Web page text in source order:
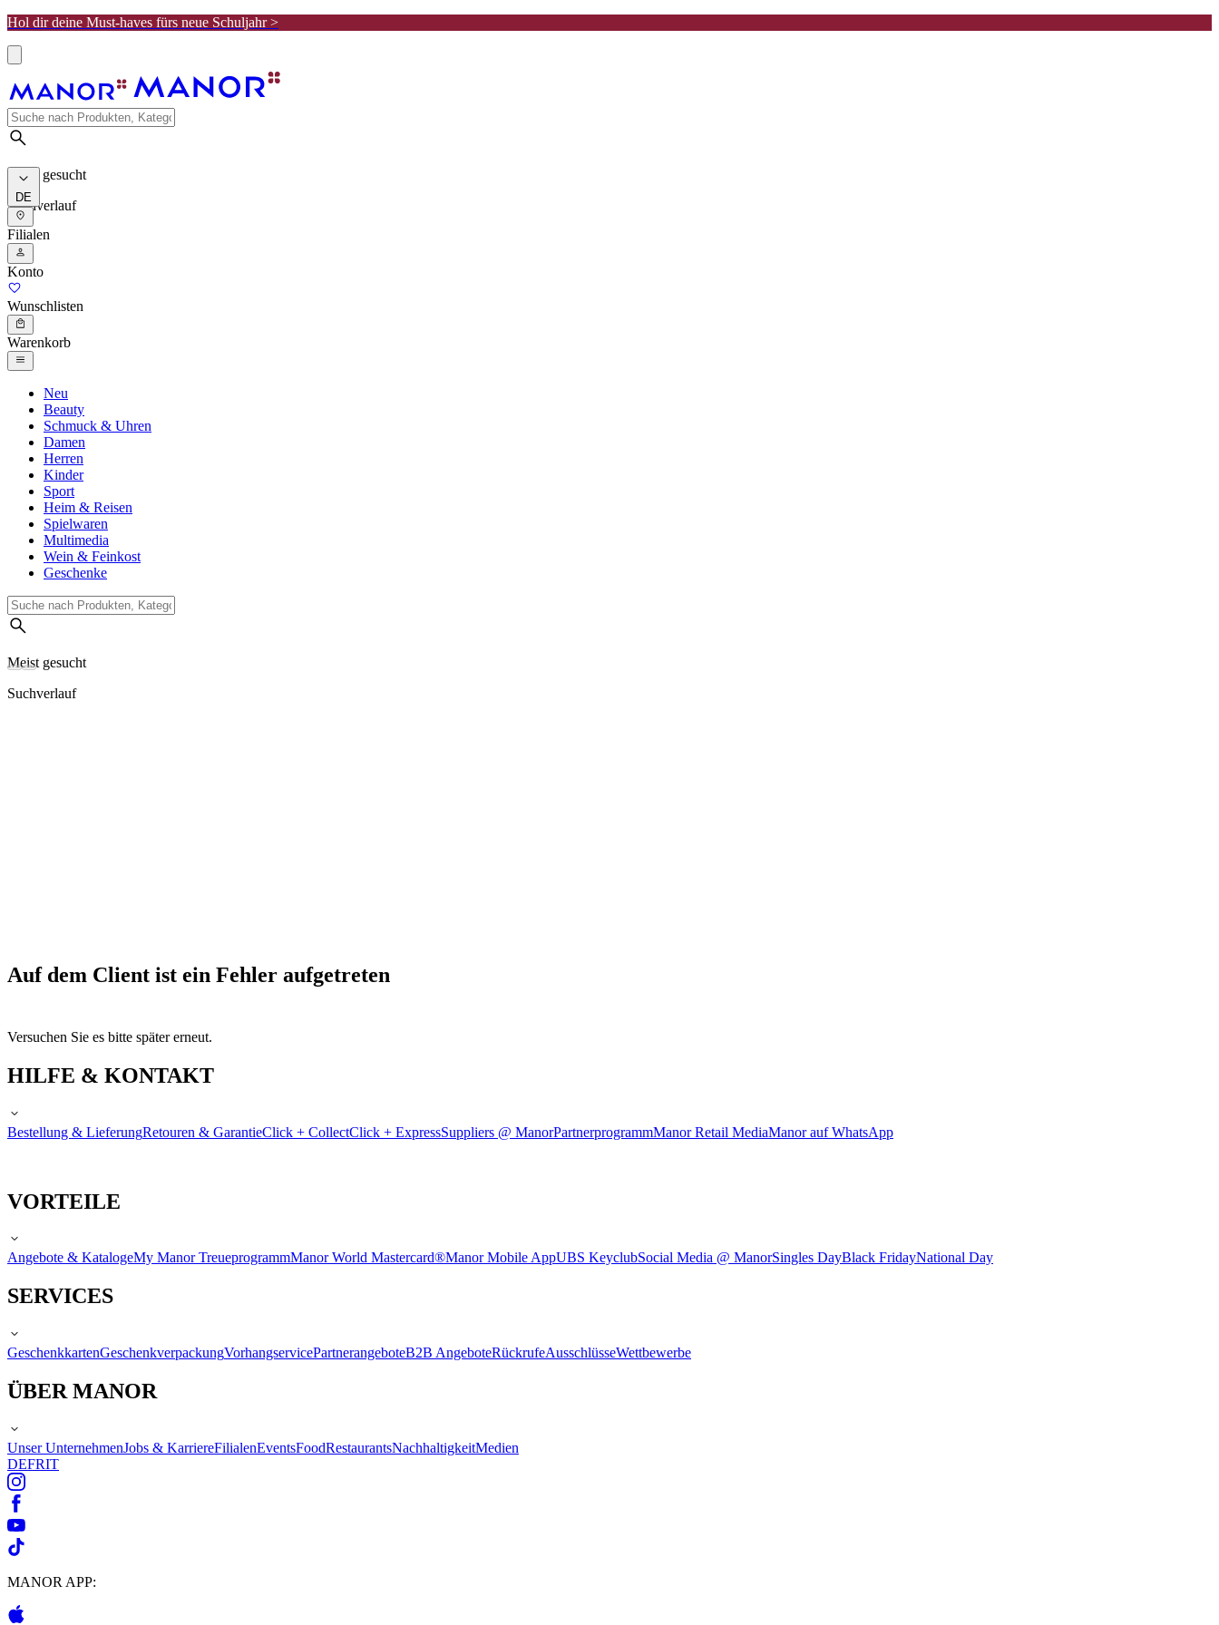
Hol dir deine Must-haves fürs neue Schuljahr >
Meist gesucht
Suchverlauf
DE
Filialen
Konto
Wunschlisten
Warenkorb
Neu
Beauty
Schmuck & Uhren
Damen
Herren
Kinder
Sport
Heim & Reisen
Spielwaren
Multimedia
Wein & Feinkost
Geschenke
Meist gesucht
Suchverlauf
Auf dem Client ist ein Fehler aufgetreten
Versuchen Sie es bitte später erneut.
HILFE & KONTAKT
Bestellung & LieferungRetouren & GarantieClick + CollectClick + ExpressSuppliers @ ManorPartnerprogrammManor Retail MediaManor auf WhatsApp
VORTEILE
Angebote & KatalogeMy Manor TreueprogrammManor World Mastercard®Manor Mobile AppUBS KeyclubSocial Media @ ManorSingles DayBlack FridayNational Day
SERVICES
GeschenkkartenGeschenkverpackungVorhangservicePartnerangeboteB2B AngeboteRückrufeAusschlüsseWettbewerbe
ÜBER MANOR
Unser UnternehmenJobs & KarriereFilialenEventsFoodRestaurantsNachhaltigkeitMedien
DEFRIT
MANOR APP: